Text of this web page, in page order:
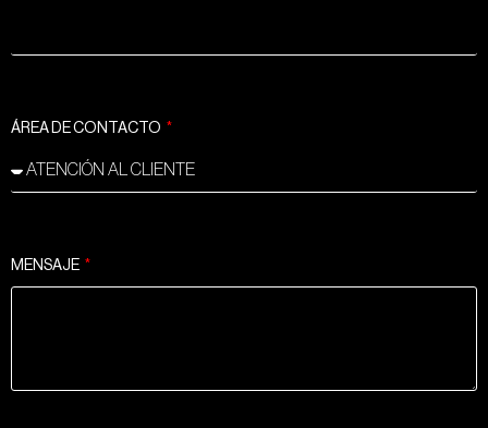
ÁREA DE CONTACTO
MENSAJE